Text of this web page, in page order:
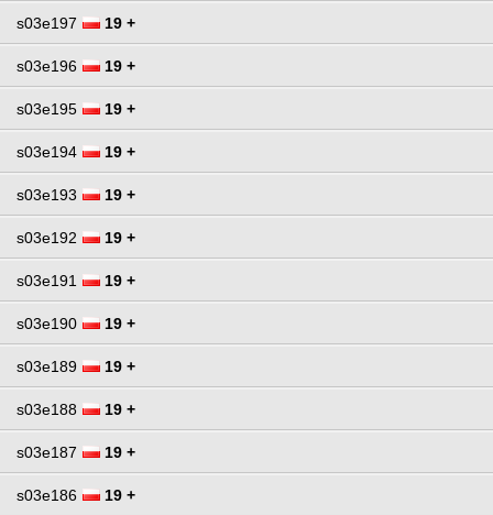
s03e197 19 +
s03e196 19 +
s03e195 19 +
s03e194 19 +
s03e193 19 +
s03e192 19 +
s03e191 19 +
s03e190 19 +
s03e189 19 +
s03e188 19 +
s03e187 19 +
s03e186 19 +